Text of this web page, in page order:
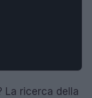
La ricerca della